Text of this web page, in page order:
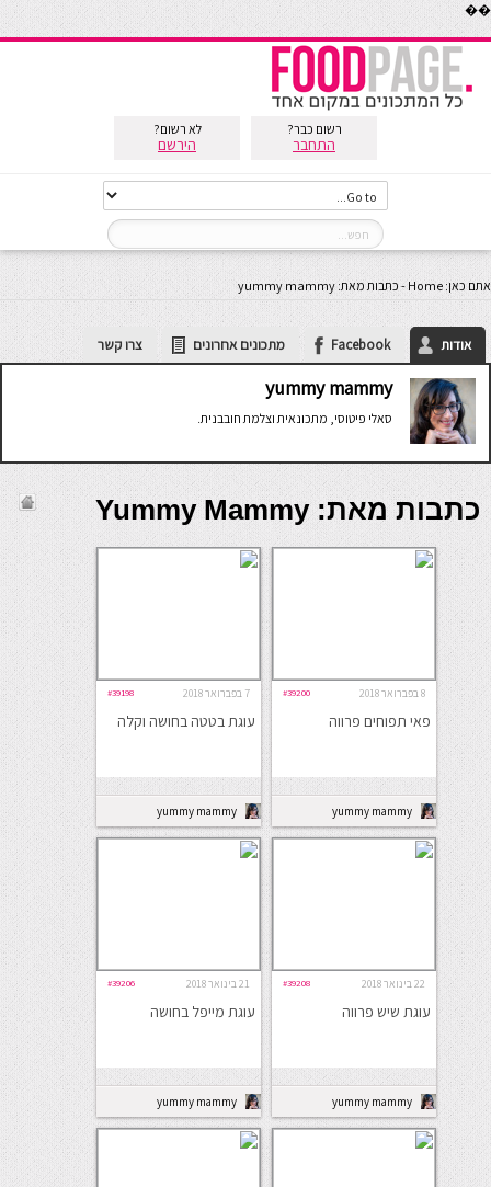
��
רשום כבר?
התחבר
לא רשום?
הירשם
אתם כאן: Home
-כתבות מאת: yummy mammy
אודות Facebook מתכונים אחרונים צרו קשר
yummy mammy
סאלי פיטוסי, מתכונאית וצלמת חובבנית.
כתבות מאת: Yummy Mammy
8 בפברואר 2018 #39200
פאי תפוחים פרווה
yummy mammy
7 בפברואר 2018 #39198
עוגת בטטה בחושה וקלה
yummy mammy
22 בינואר 2018 #39208
עוגת שיש פרווה
yummy mammy
21 בינואר 2018 #39206
עוגת מייפל בחושה
yummy mammy